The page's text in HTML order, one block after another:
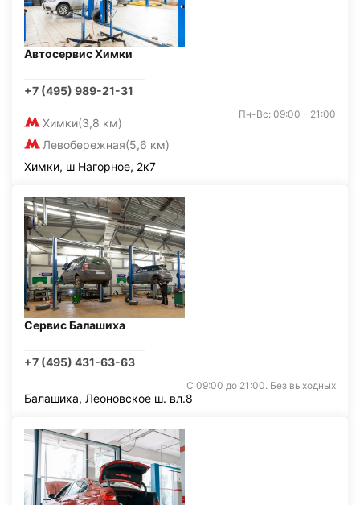
Автосервис Химки
+7 (495) 989-21-31
Химки(3,8 км)
Левобережная(5,6 км)
Пн-Вс: 09:00 - 21:00
Химки, ш Нагорное, 2к7
Сервис Балашиха
+7 (495) 431-63-63
С 09:00 до 21:00. Без выходных
Балашиха, Леоновское ш. вл.8